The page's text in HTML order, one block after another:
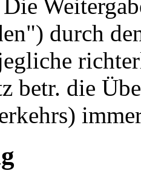
Die
durch
betr. die